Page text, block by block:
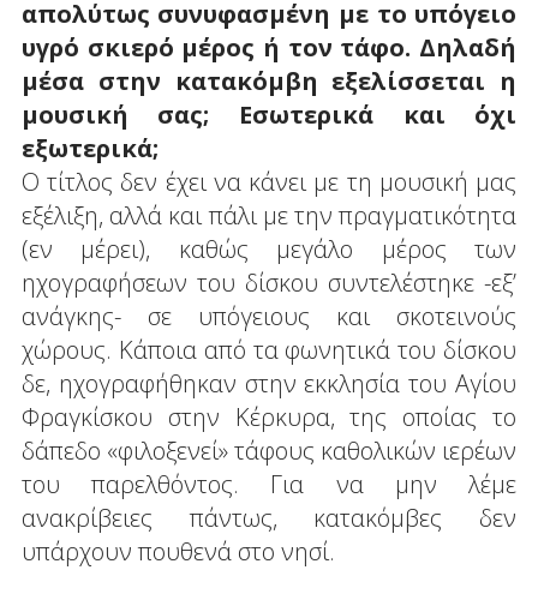
απολύτως συνυφασμένη με το υπόγειο
υγρό σκιερό μέρος ή τον τάφο. Δηλαδή
μέσα στην κατακόμβη εξελίσσεται η
μουσική σας; Εσωτερικά και όχι
εξωτερικά;
Ο τίτλος δεν έχει να κάνει με τη μουσική μας
εξέλιξη, αλλά και πάλι με την πραγματικότητα
(εν μέρει), καθώς μεγάλο μέρος των
ηχογραφήσεων του δίσκου συντελέστηκε -εξ’
ανάγκης- σε υπόγειους και σκοτεινούς
χώρους. Κάποια από τα φωνητικά του δίσκου
δε, ηχογραφήθηκαν στην εκκλησία του Αγίου
Φραγκίσκου στην Κέρκυρα, της οποίας το
δάπεδο «φιλοξενεί» τάφους καθολικών ιερέων
του παρελθόντος. Για να μην λέμε
ανακρίβειες πάντως, κατακόμβες δεν
υπάρχουν πουθενά στο νησί.